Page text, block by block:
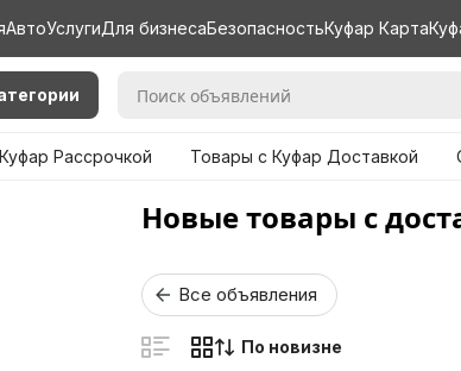
АвтоУслугиДля бизнесаБезопасностьКуфар Карта
Рассрочкой Товары с Куфар Доставкой
Новые товары с
Все объявления
По новизне